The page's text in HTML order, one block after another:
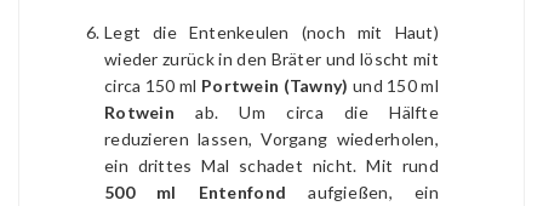
Legt die Entenkeulen (noch mit Haut)
wieder zurück in den Bräter und löscht mit
circa 150 ml Portwein (Tawny) und 150 ml
Rotwein ab. Um circa die Hälfte
reduzieren lassen, Vorgang wiederholen,
ein drittes Mal schadet nicht. Mit rund
500 ml Entenfondaufgießen, ein